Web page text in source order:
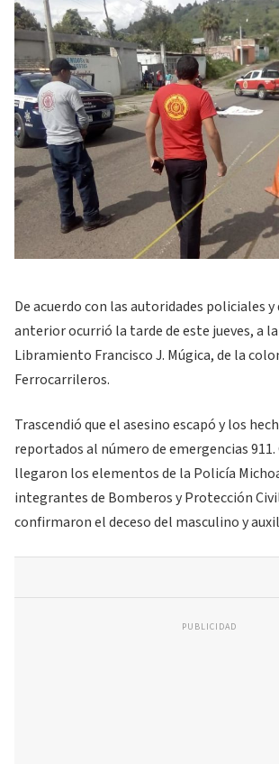
De acuerdo con las autoridades policiales
anterior ocurrió la tarde de este jueves, a
Libramiento Francisco J. Múgica, de la
Ferrocarrileros.
Trascendió que el asesino escapó y los
reportados al número de emergencias
llegaron los elementos de la Policía
integrantes de Bomberos y Protección
confirmaron el deceso del masculino y
PUBLICIDAD